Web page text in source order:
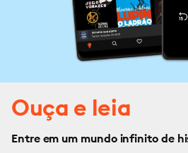
Ouça e leia
Entre em um mundo infinito de